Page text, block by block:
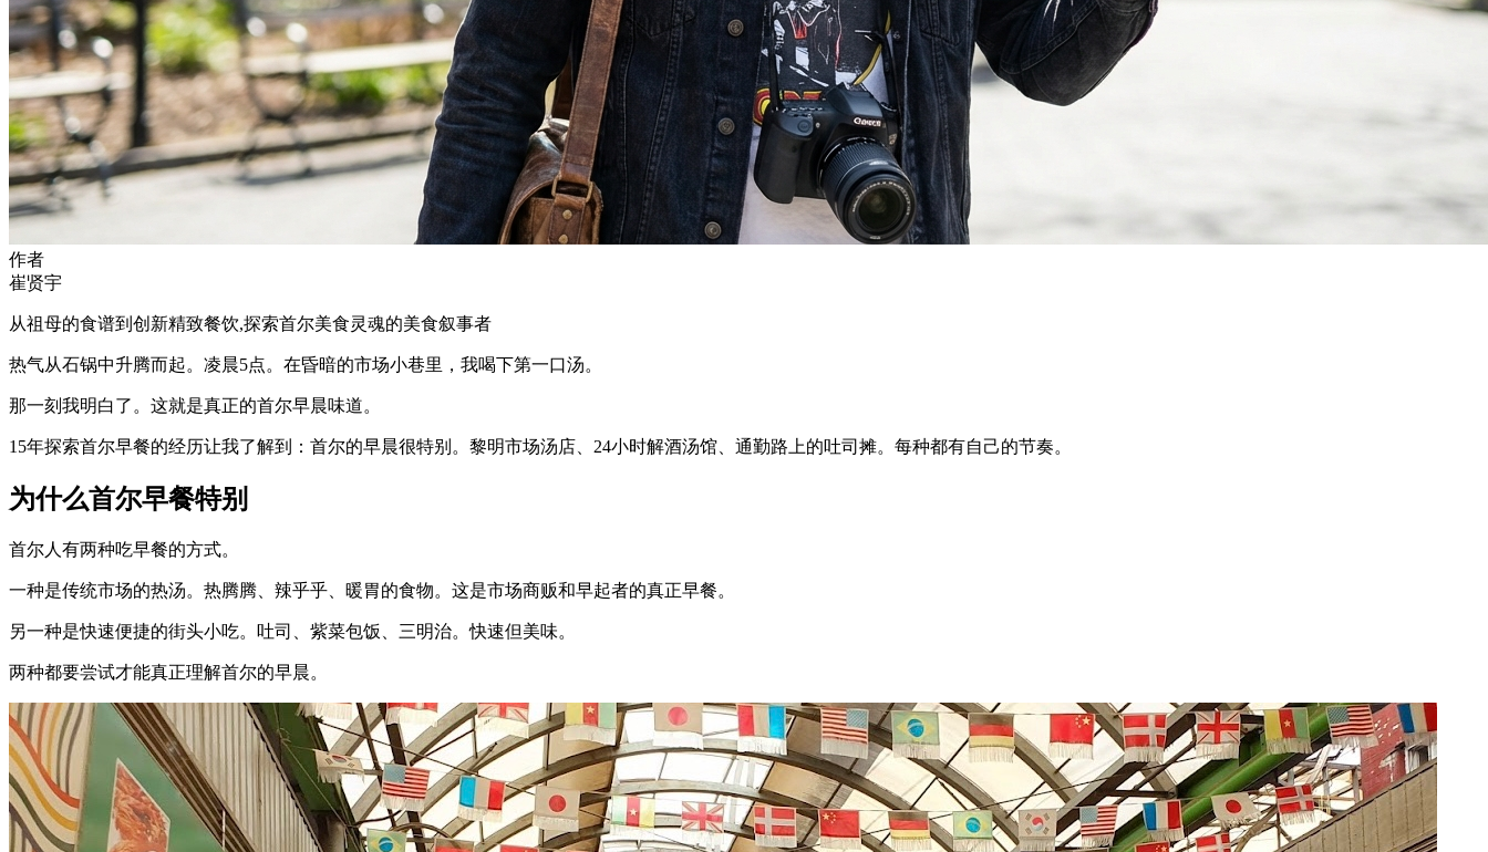
作者
崔贤宇
从祖母的食谱到创新精致餐饮,探索首尔美食灵魂的美食叙事者
热气从石锅中升腾而起。凌晨5点。在昏暗的市场小巷里，我喝下第一口汤。
那一刻我明白了。这就是真正的首尔早晨味道。
15年探索首尔早餐的经历让我了解到：首尔的早晨很特别。黎明市场汤店、24小时解酒汤馆、通勤路上的吐司摊。每种都有自己的节奏。
为什么首尔早餐特别
首尔人有两种吃早餐的方式。
一种是传统市场的热汤。热腾腾、辣乎乎、暖胃的食物。这是市场商贩和早起者的真正早餐。
另一种是快速便捷的街头小吃。吐司、紫菜包饭、三明治。快速但美味。
两种都要尝试才能真正理解首尔的早晨。